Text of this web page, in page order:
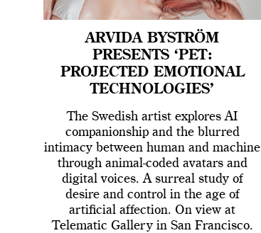
ARVIDA BYSTRÖM
PRESENTS ‘PET:
PROJECTED EMOTIONAL
TECHNOLOGIES’
The Swedish artist explores AI
companionship and the blurred
intimacy between human and machine
through animal-coded avatars and
digital voices. A surreal study of
desire and control in the age of
artificial affection. On view at
Telematic Gallery in San Francisco.